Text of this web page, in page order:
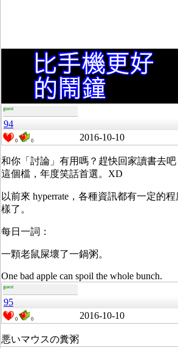
guest
94
0 0 2016-10-10
和你「討論」有用嗎？趕快回家讀書去
這個檔，年度笑話首選。XD
以前來 hyperrate，各種資訊都有一定的
樣了。
每日一詞：
一顆老鼠屎壞了一鍋粥。
One bad apple can spoil the whole bunch.
guest
95
0 0 2016-10-10
悪いマウスの糞粥